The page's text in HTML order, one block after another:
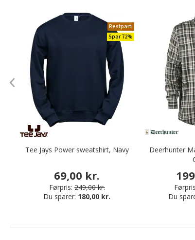
Restparti
Spar 72%
Tee Jays Power sweatshirt, Navy
69,00 kr.
Førpris: 249,00 kr.
Du sparer: 180,00 kr.
Deerhunter
Du